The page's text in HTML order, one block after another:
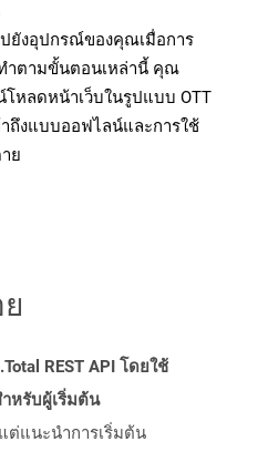
ยังอุปกรณ์ของคุณเมื่อการ
ำตามขั้นตอนเหล่านี้ คุณ
หลดหน้าเว็บในรูปแบบ OTT
ถึงแบบออฟไลน์และการใช้
ย
REST API โดยใช้
หรับผู้เริ่มต้น
ต่แนะนำการเริ่มต้น